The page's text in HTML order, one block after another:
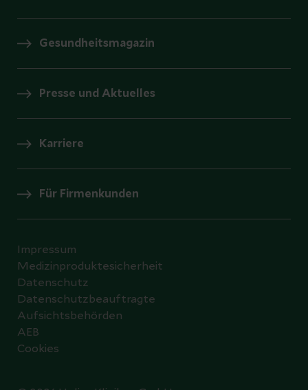
Gesundheitsmagazin
Presse und Aktuelles
Karriere
Für Firmenkunden
Impressum
Medizinproduktesicherheit
Datenschutz
Datenschutzbeauftragte
Aufsichtsbehörden
AEB
Cookies